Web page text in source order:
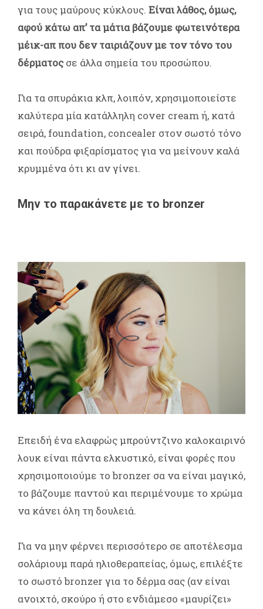
για τους μαύρους κύκλους. Είναι λάθος, όμως,
αφού κάτω απ’ τα μάτια βάζουμε φωτεινότερα
μέικ-απ που δεν ταιριάζουν με τον τόνο του
δέρματοςσε άλλα σημεία του προσώπου.
Για τα σπυράκια κλπ, λοιπόν, χρησιμοποιείστε
καλύτερα μία κατάλληλη cover cream ή, κατά
σειρά, foundation, concealer στον σωστό τόνο
και πούδρα φιξαρίσματος για να μείνουν καλά
κρυμμένα ότι κι αν γίνει.
Μην το παρακάνετε με το bronzer
Επειδή ένα ελαφρώς μπρούντζινο καλοκαιρινό
λουκ είναι πάντα ελκυστικό, είναι φορές που
χρησιμοποιούμε το bronzer σα να είναι μαγικό,
το βάζουμε παντού και περιμένουμε το χρώμα
να κάνει όλη τη δουλειά.
Για να μην φέρνει περισσότερο σε αποτέλεσμα
σολάριουμ παρά ηλιοθεραπείας, όμως, επιλέξτε
το σωστό bronzer για το δέρμα σας (αν είναι
ανοιχτό, σκούρο ή στο ενδιάμεσο «μαυρίζει»